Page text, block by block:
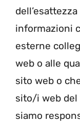
informazioni
esterne
web o alle
sito web o
sito/i web del
siamo